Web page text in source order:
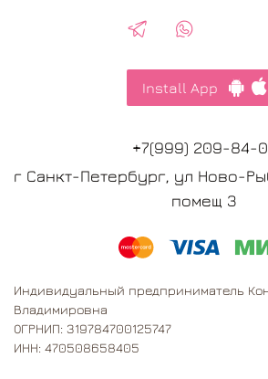
Install App
+7(999) 209-84-
г Санкт-Петербург, ул Ново-
помещ 3
Индивидуальный предприниматель
Владимировна
ОГРНИП: 319784700125747
ИНН: 470508658405